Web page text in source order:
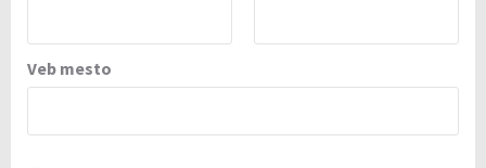
Veb mesto